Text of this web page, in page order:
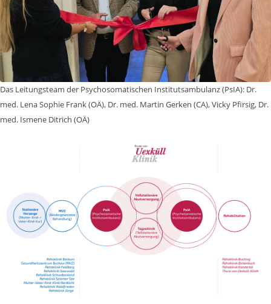
Das Leitungsteam der Psychosomatischen Institutsambulanz (PsIA): Dr.
med. Lena Sophie Frank (OÄ), Dr. med. Martin Gerken (CA), Vicky Pfirsig, Dr.
med. Ismene Ditrich (OÄ)